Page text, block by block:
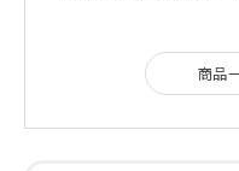
商品